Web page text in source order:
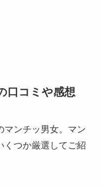
口コミや感想
マンチッ男女。マン
くつか厳選してご紹